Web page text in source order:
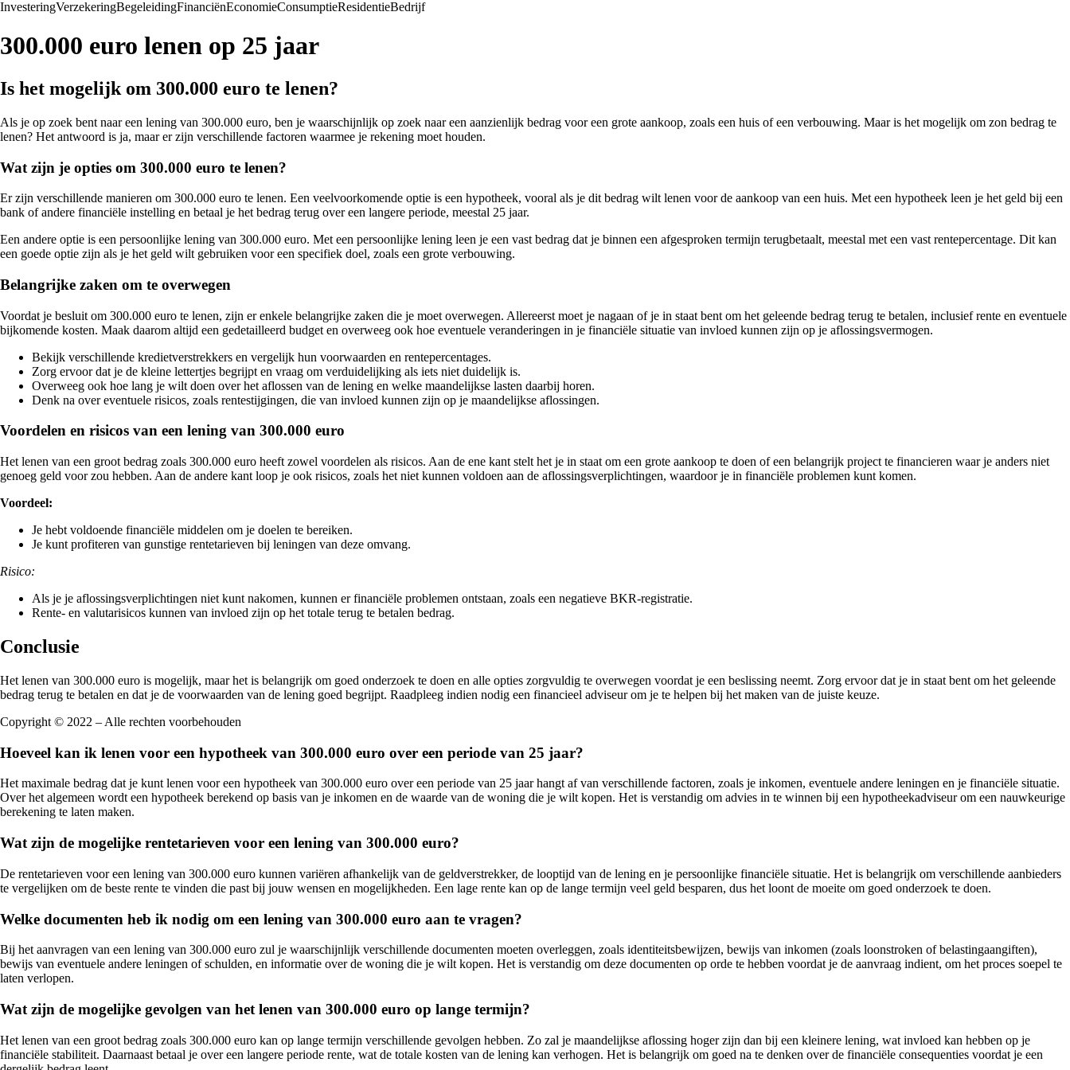
InvesteringVerzekeringBegeleidingFinanciënEconomieConsumptieResidentieBedrijf
300.000 euro lenen op 25 jaar
Is het mogelijk om 300.000 euro te lenen?
Als je op zoek bent naar een lening van 300.000 euro, ben je waarschijnlijk op zoek naar een aanzienlijk bedrag voor een grote aankoop, zoals een huis of een verbouwing. Maar is het mogelijk om zon bedrag te
lenen? Het antwoord is ja, maar er zijn verschillende factoren waarmee je rekening moet houden.
Wat zijn je opties om 300.000 euro te lenen?
Er zijn verschillende manieren om 300.000 euro te lenen. Een veelvoorkomende optie is een hypotheek, vooral als je dit bedrag wilt lenen voor de aankoop van een huis. Met een hypotheek leen je het geld bij een
bank of andere financiële instelling en betaal je het bedrag terug over een langere periode, meestal 25 jaar.
Een andere optie is een persoonlijke lening van 300.000 euro. Met een persoonlijke lening leen je een vast bedrag dat je binnen een afgesproken termijn terugbetaalt, meestal met een vast rentepercentage. Dit kan
een goede optie zijn als je het geld wilt gebruiken voor een specifiek doel, zoals een grote verbouwing.
Belangrijke zaken om te overwegen
Voordat je besluit om 300.000 euro te lenen, zijn er enkele belangrijke zaken die je moet overwegen. Allereerst moet je nagaan of je in staat bent om het geleende bedrag terug te betalen, inclusief rente en eventuele
bijkomende kosten. Maak daarom altijd een gedetailleerd budget en overweeg ook hoe eventuele veranderingen in je financiële situatie van invloed kunnen zijn op je aflossingsvermogen.
Bekijk verschillende kredietverstrekkers en vergelijk hun voorwaarden en rentepercentages.
Zorg ervoor dat je de kleine lettertjes begrijpt en vraag om verduidelijking als iets niet duidelijk is.
Overweeg ook hoe lang je wilt doen over het aflossen van de lening en welke maandelijkse lasten daarbij horen.
Denk na over eventuele risicos, zoals rentestijgingen, die van invloed kunnen zijn op je maandelijkse aflossingen.
Voordelen en risicos van een lening van 300.000 euro
Het lenen van een groot bedrag zoals 300.000 euro heeft zowel voordelen als risicos. Aan de ene kant stelt het je in staat om een grote aankoop te doen of een belangrijk project te financieren waar je anders niet
genoeg geld voor zou hebben. Aan de andere kant loop je ook risicos, zoals het niet kunnen voldoen aan de aflossingsverplichtingen, waardoor je in financiële problemen kunt komen.
Voordeel:
Je hebt voldoende financiële middelen om je doelen te bereiken.
Je kunt profiteren van gunstige rentetarieven bij leningen van deze omvang.
Risico:
Als je je aflossingsverplichtingen niet kunt nakomen, kunnen er financiële problemen ontstaan, zoals een negatieve BKR-registratie.
Rente- en valutarisicos kunnen van invloed zijn op het totale terug te betalen bedrag.
Conclusie
Het lenen van 300.000 euro is mogelijk, maar het is belangrijk om goed onderzoek te doen en alle opties zorgvuldig te overwegen voordat je een beslissing neemt. Zorg ervoor dat je in staat bent om het geleende
bedrag terug te betalen en dat je de voorwaarden van de lening goed begrijpt. Raadpleeg indien nodig een financieel adviseur om je te helpen bij het maken van de juiste keuze.
Copyright © 2022 – Alle rechten voorbehouden
Hoeveel kan ik lenen voor een hypotheek van 300.000 euro over een periode van 25 jaar?
Het maximale bedrag dat je kunt lenen voor een hypotheek van 300.000 euro over een periode van 25 jaar hangt af van verschillende factoren, zoals je inkomen, eventuele andere leningen en je financiële situatie.
Over het algemeen wordt een hypotheek berekend op basis van je inkomen en de waarde van de woning die je wilt kopen. Het is verstandig om advies in te winnen bij een hypotheekadviseur om een nauwkeurige
berekening te laten maken.
Wat zijn de mogelijke rentetarieven voor een lening van 300.000 euro?
De rentetarieven voor een lening van 300.000 euro kunnen variëren afhankelijk van de geldverstrekker, de looptijd van de lening en je persoonlijke financiële situatie. Het is belangrijk om verschillende aanbieders
te vergelijken om de beste rente te vinden die past bij jouw wensen en mogelijkheden. Een lage rente kan op de lange termijn veel geld besparen, dus het loont de moeite om goed onderzoek te doen.
Welke documenten heb ik nodig om een lening van 300.000 euro aan te vragen?
Bij het aanvragen van een lening van 300.000 euro zul je waarschijnlijk verschillende documenten moeten overleggen, zoals identiteitsbewijzen, bewijs van inkomen (zoals loonstroken of belastingaangiften),
bewijs van eventuele andere leningen of schulden, en informatie over de woning die je wilt kopen. Het is verstandig om deze documenten op orde te hebben voordat je de aanvraag indient, om het proces soepel te
laten verlopen.
Wat zijn de mogelijke gevolgen van het lenen van 300.000 euro op lange termijn?
Het lenen van een groot bedrag zoals 300.000 euro kan op lange termijn verschillende gevolgen hebben. Zo zal je maandelijkse aflossing hoger zijn dan bij een kleinere lening, wat invloed kan hebben op je
financiële stabiliteit. Daarnaast betaal je over een langere periode rente, wat de totale kosten van de lening kan verhogen. Het is belangrijk om goed na te denken over de financiële consequenties voordat je een